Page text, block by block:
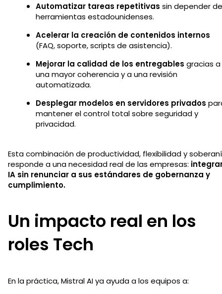
Automatizar tareas repetitivas sin depender de
herramientas estadounidenses.
Acelerar la creación de contenidos internos
(FAQ, soporte, scripts de asistencia).
Mejorar la calidad de los entregables gracias a
una mayor coherencia y a una revisión
automatizada.
Desplegar modelos en servidores privados
mantener el control total sobre seguridad y
privacidad.
Esta combinación de productividad, flexibilidad y
responde a una necesidad real de las empresas:
IA sin renunciar a sus estándares de gobernanza y
cumplimiento.
Un impacto real en los
roles Tech
En la práctica, Mistral AI ya ayuda a los equipos a: